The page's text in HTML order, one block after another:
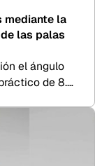
mediante la
las palas
el ángulo
de 8.2